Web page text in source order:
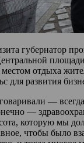
губернатор
отдыха
для развития
—
—
которую мы
чтобы было